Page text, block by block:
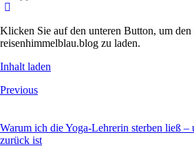
Klicken Sie auf den unteren Button, um
reisenhimmelblau.blog zu laden.
Inhalt laden
Previous
Warum ich die Yoga-Lehrerin sterben ließ –
zurück ist